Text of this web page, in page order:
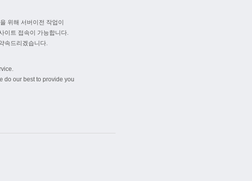
위해 서버이전 작업이
이트 접속이 가능합니다.
속드리겠습니다.
do our best to provide you